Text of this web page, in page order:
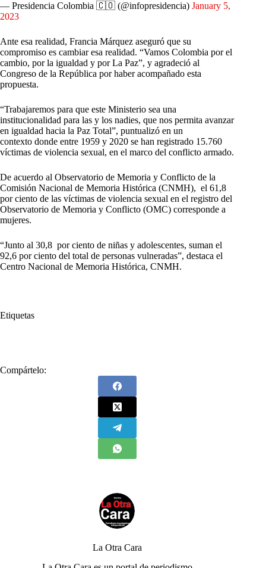
— Presidencia Colombia 🇨🇴 (@infopresidencia) January 5,
2023
Ante esa realidad, Francia Márquez aseguró que su
compromiso es cambiar esa realidad. “Vamos Colombia por el
cambio, por la igualdad y por La Paz”, y agradeció al
Congreso de la República por haber acompañado esta
propuesta.
“Trabajaremos para que este Ministerio sea una
institucionalidad para las y los nadies, que nos permita avanzar
en igualdad hacia la Paz Total”, puntualizó en un
contexto donde entre 1959 y 2020 se han registrado 15.760
víctimas de violencia sexual, en el marco del conflicto armado.
De acuerdo al Observatorio de Memoria y Conflicto de la
Comisión Nacional de Memoria Histórica (CNMH), el 61,8
por ciento de las víctimas de violencia sexual en el registro del
Observatorio de Memoria y Conflicto (OMC) corresponde a
mujeres.
“Junto al 30,8 por ciento de niñas y adolescentes, suman el
92,6 por ciento del total de personas vulneradas”, destaca el
Centro Nacional de Memoria Histórica, CNMH.
Etiquetas
Compártelo:
La Otra Cara